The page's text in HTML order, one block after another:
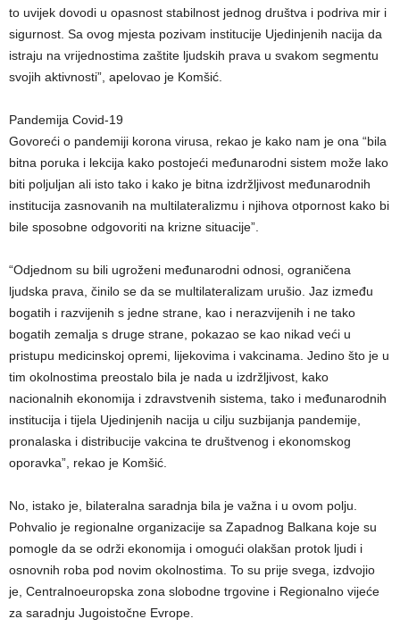
to uvijek dovodi u opasnost stabilnost jednog društva i podriva mir i
sigurnost. Sa ovog mjesta pozivam institucije Ujedinjenih nacija da
istraju na vrijednostima zaštite ljudskih prava u svakom segmentu
svojih aktivnosti”, apelovao je Komšić.
Pandemija Covid-19
Govoreći o pandemiji korona virusa, rekao je kako nam je ona “bila
bitna poruka i lekcija kako postojeći međunarodni sistem može lako
biti poljuljan ali isto tako i kako je bitna izdržljivost međunarodnih
institucija zasnovanih na multilateralizmu i njihova otpornost kako bi
bile sposobne odgovoriti na krizne situacije”.
“Odjednom su bili ugroženi međunarodni odnosi, ograničena
ljudska prava, činilo se da se multilateralizam urušio. Jaz između
bogatih i razvijenih s jedne strane, kao i nerazvijenih i ne tako
bogatih zemalja s druge strane, pokazao se kao nikad veći u
pristupu medicinskoj opremi, lijekovima i vakcinama. Jedino što je u
tim okolnostima preostalo bila je nada u izdržljivost, kako
nacionalnih ekonomija i zdravstvenih sistema, tako i međunarodnih
institucija i tijela Ujedinjenih nacija u cilju suzbijanja pandemije,
pronalaska i distribucije vakcina te društvenog i ekonomskog
oporavka”, rekao je Komšić.
No, istako je, bilateralna saradnja bila je važna i u ovom polju.
Pohvalio je regionalne organizacije sa Zapadnog Balkana koje su
pomogle da se održi ekonomija i omogući olakšan protok ljudi i
osnovnih roba pod novim okolnostima. To su prije svega, izdvojio
je, Centralnoeuropska zona slobodne trgovine i Regionalno vijeće
za saradnju Jugoistočne Evrope.